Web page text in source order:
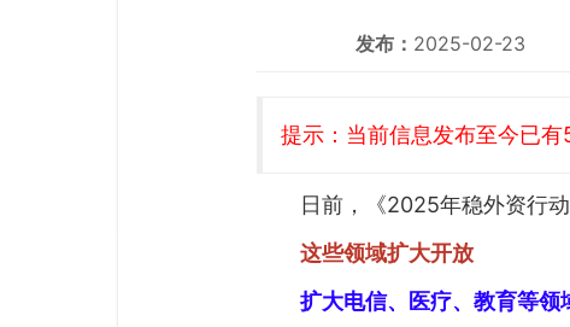
发布： 2025-02-23
提示：当前信息发布至今已
日前，《2025年稳外资行
这些领域扩大开放
扩大电信、医疗、教育等领